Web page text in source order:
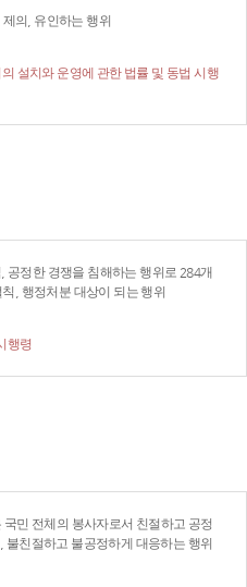
의, 유인하는 행위
설치와 운영에 관한 법률 및 동법 시행
공정한 경쟁을 침해하는 행위로 284개
, 행정처분 대상이 되는 행위
행령
민 전체의 봉사자로서 친절하고 공정
친절하고 불공정하게 대응하는 행위